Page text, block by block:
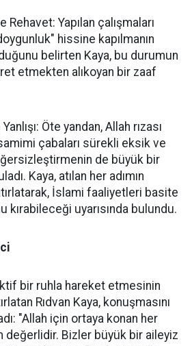
Yapılan çalışmaları
hissine kapılmanın
belirten Kaya, bu durumun
etmekten alıkoyan bir zaaf
Öte yandan, Allah rızası
çabaları sürekli eksik ve
de büyük bir
Kaya, atılan her adımın
İslami faaliyetleri basite
kırabileceği uyarısında bulundu.
bir ruhla hareket etmesinin
Rıdvan Kaya, konuşmasını
"Allah için ortaya konan her
değerlidir. Bizler büyük bir aileyiz